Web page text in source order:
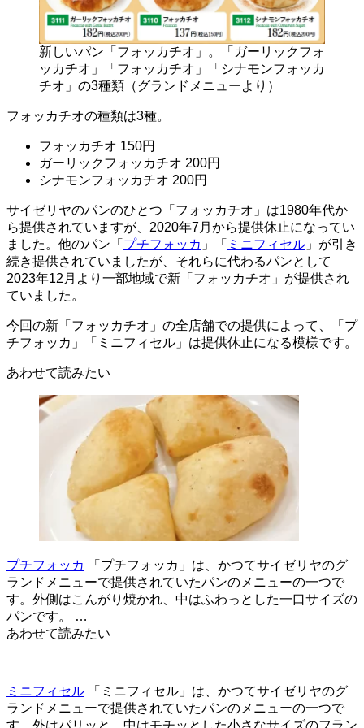
新しいパン「フォッカチオ」。「ガーリックフォ
ッカチオ」「フォッカチオ」「シナモンフォッカ
チオ」の3種類（グランドメニューより）
フォッカチオの種類は3種。
フォッカチオ 150円
ガーリックフォッカチオ 200円
シナモンフォッカチオ 200円
サイゼリヤのパンのひとつ「フォッカチオ」は1980年代か
ら提供されていますが、2020年7月から提供休止になってい
ました。他のパン「 プチフォッカ 」「 ミニフィセル 」が引き
続き提供されていましたが、それらに代わるパンとして
2023年12月より一部地域で新「フォッカチオ」が提供され
ていました。
今回の新「フォッカチオ」の全店舗での提供によって、「プ
チフォッカ」「ミニフィセル」は提供休止になる模様です。
あわせて読みたい
プチフォッカ
「プチフォッカ」は、かつてサイゼリヤのグ
ランドメニューで提供されていたパンのメニューの一つで
す。外側はこんがり焼かれ、中はふわっとした一口サイズの
パンです。 …
あわせて読みたい
ミニフィセル
「ミニフィセル」は、かつてサイゼリヤのグ
ランドメニューで提供されていたパンのメニューの一つで
す。外はパリッと、中はモチッとした小さなサイズのフラン